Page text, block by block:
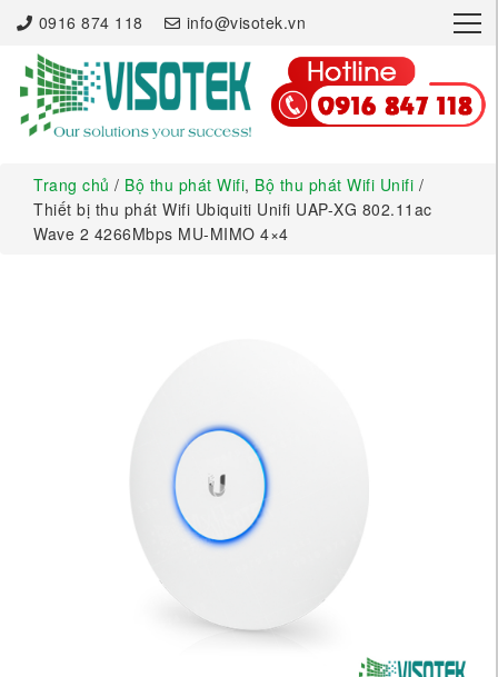
0916 874 118 info@visotek.vn ×
Trang chủ / Bộ thu phát Wifi, Bộ thu phát Wifi Unifi /
Thiết bị thu phát Wifi Ubiquiti Unifi UAP-XG 802.11ac
Wave 2 4266Mbps MU-MIMO 4×4